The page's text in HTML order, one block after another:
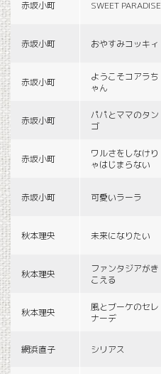
赤坂小町 SWEET PARADISE
赤坂小町 おやすみコッキィ
赤坂小町
ようこそコアラち
ゃん
赤坂小町
パパとママのタン
ゴ
赤坂小町
ワルさをしなけり
ゃはじまらない
赤坂小町 可愛いラーラ
秋本理央 未来になりたい
秋本理央
ファンタジアがき
こえる
秋本理央
風とブーケのセレ
ナーデ
網浜直子 シリアス